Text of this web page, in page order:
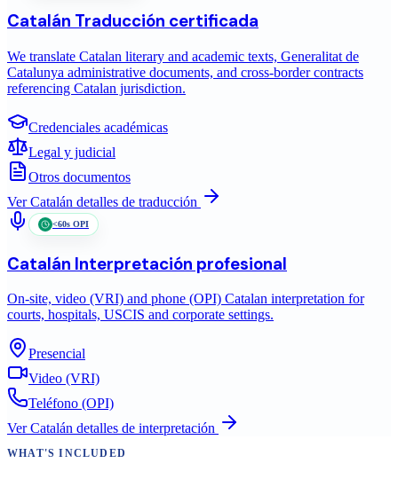
Catalán Traducción certificada
We translate Catalan literary and academic texts, Generalitat de
Catalunya administrative documents, and cross-border contracts
referencing Catalan jurisdiction.
Credenciales académicas
Legal y judicial
Otros documentos
VerCatalán detalles de traducción
<60s OPI
Catalán Interpretación profesional
On-site, video (VRI) and phone (OPI) Catalan interpretation for
courts, hospitals, USCIS and corporate settings.
Presencial
Video (VRI)
Teléfono (OPI)
VerCatalán detalles de interpretación
WHAT'S INCLUDED